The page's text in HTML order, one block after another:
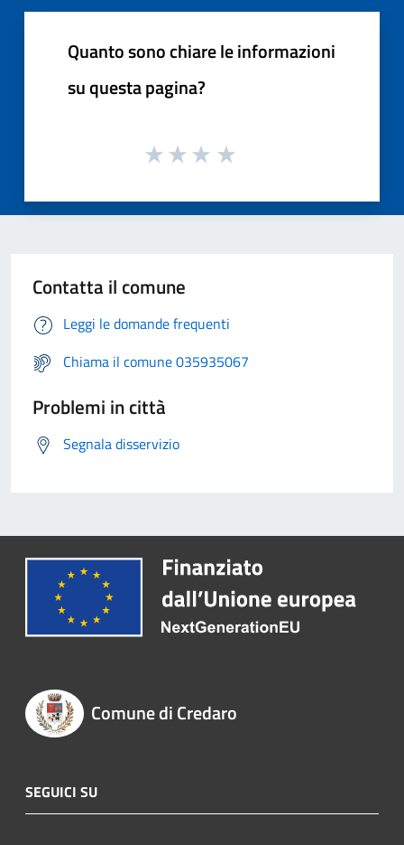
Quanto sono chiare le informazioni
su questa pagina?
Contatta il comune
Leggi le domande frequenti
Chiama il comune 035935067
Problemi in città
Segnala disservizio
Comune di Credaro
SEGUICI SU